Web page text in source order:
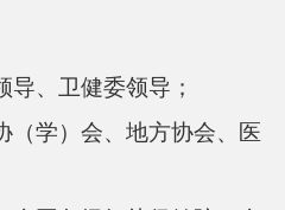
、卫健委领导；
（学）会、地方协会、医